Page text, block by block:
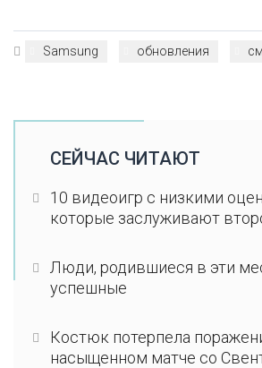
Samsung обновления
СЕЙЧАС ЧИТАЮТ
10 видеоигр с низкими
которые заслуживают
Люди, родившиеся в эти
успешные
Костюк потерпела
насыщенном матче со